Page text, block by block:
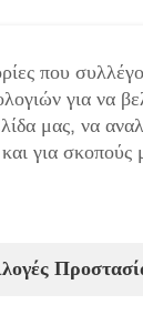
Αναδιπλούμενη
Η ξαπλώστρα
που
για να
μας, να
για σκοπούς